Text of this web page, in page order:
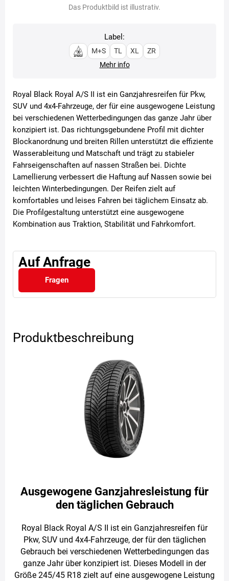
Das Produktbild ist illustrativ.
Label:
M+S TL XL
ZR
Mehr info
Royal Black Royal A/S II ist ein Ganzjahresreifen für Pkw,
SUV und 4x4-Fahrzeuge, der für eine ausgewogene Leistung
bei verschiedenen Wetterbedingungen das ganze Jahr über
konzipiert ist. Das richtungsgebundene Profil mit dichter
Blockanordnung und breiten Rillen unterstützt die effiziente
Wasserableitung und Matschaft und trägt zu stabieler
Fahrseigenschaften auf nassen Straßen bei. Dichte
Lamellierung verbessert die Haftung auf Nassen sowie bei
leichten Winterbedingungen. Der Reifen zielt auf
komfortables und leises Fahren bei täglichem Einsatz ab.
Die Profilgestaltung unterstützt eine ausgewogene
Kombination aus Traktion, Stabilität und Fahrkomfort.
Auf Anfrage
Fragen
Produktbeschreibung
Ausgewogene Ganzjahresleistung für
den täglichen Gebrauch
Royal Black Royal A/S II ist ein Ganzjahresreifen für
Pkw, SUV und 4x4-Fahrzeuge, der für den täglichen
Gebrauch bei verschiedenen Wetterbedingungen das
ganze Jahr über konzipiert ist. Dieses Modell in der
Größe 245/45 R18 zielt auf eine ausgewogene Leistung